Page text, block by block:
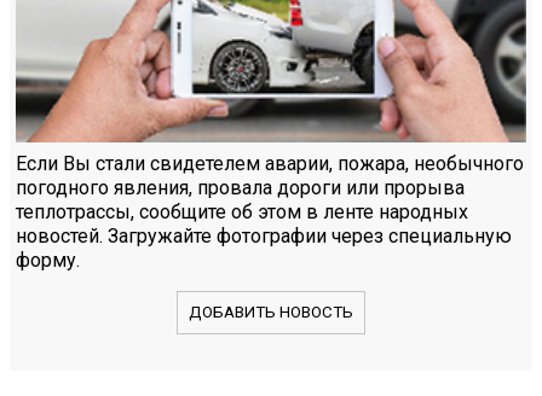
Если Вы стали свидетелем аварии, пожара, необычного
погодного явления, провала дороги или прорыва
теплотрассы, сообщите об этом в ленте народных
новостей. Загружайте фотографии через специальную
форму.
ДОБАВИТЬ НОВОСТЬ